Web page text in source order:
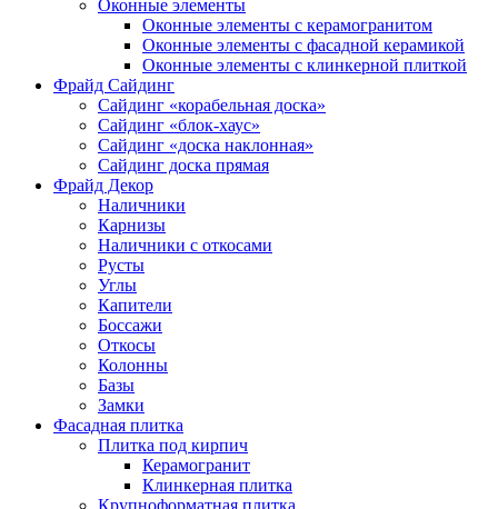
Оконные элементы
Оконные элементы с керамогранитом
Оконные элементы с фасадной керамикой
Оконные элементы с клинкерной плиткой
Фрайд Сайдинг
Сайдинг «корабельная доска»
Сайдинг «блок-хаус»
Сайдинг «доска наклонная»
Сайдинг доска прямая
Фрайд Декор
Наличники
Карнизы
Наличники с откосами
Русты
Углы
Капители
Боссажи
Откосы
Колонны
Базы
Замки
Фасадная плитка
Плитка под кирпич
Керамогранит
Клинкерная плитка
Крупноформатная плитка